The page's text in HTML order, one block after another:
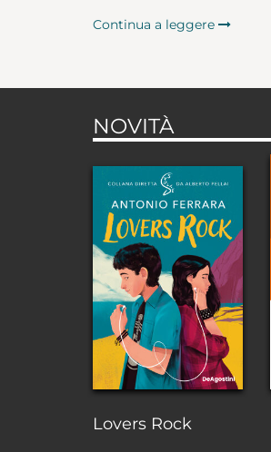
Continua a leggere
NOVITÀ
Lovers Rock